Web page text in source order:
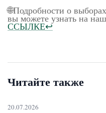
🌐Подробности о
вы можете узнать на
ССЫЛКЕ↩️
Читайте также
20.07.2026